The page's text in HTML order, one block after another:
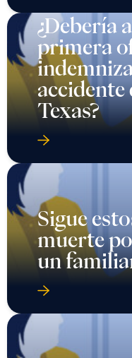
¿Debería
primera
accidente
Texas?
Sigue
muerte
un